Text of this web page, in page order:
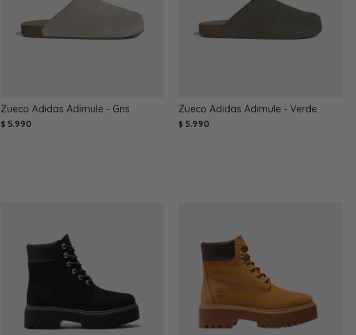
Zueco Adidas Adimule - Gris
$ 5.990
Zueco Adidas Adimule - Verde
$ 5.990